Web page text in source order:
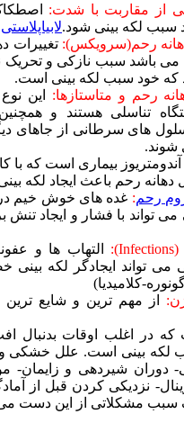
از مقاربت با شدت:
سبب لکه بینی شود.لابیاپلاستی
تغییرات
باشد سبب نازکی و تحریک
خود سبب لکه بینی است.
این
تناسلی هستند و همچنین
های سرطانی از جاهای
شوند.
آندومتریوز بیماری است که با
دهانه رحم باعث ایجاد لکه
رحم: غده های خوش خیم
تواند با فشار و ایجاد
التهاب ها و
می تواند ایجادگر لکه بینی
کلامیدیا)
از مهم ترین و شایع ترین
در اغلب اوقات بدنبال
لکه بینی است. علل خشکی
دوران شیردهی و زایمان-
نزدیکی کردن قبل از
سبب مشکلاتی از این دست